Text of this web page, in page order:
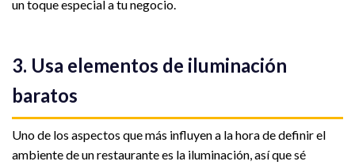
un toque especial a tu negocio.
3. Usa elementos de iluminación
baratos
Uno de los aspectos que más influyen a la hora de definir el
ambiente de un restaurante es la iluminación, así que sé